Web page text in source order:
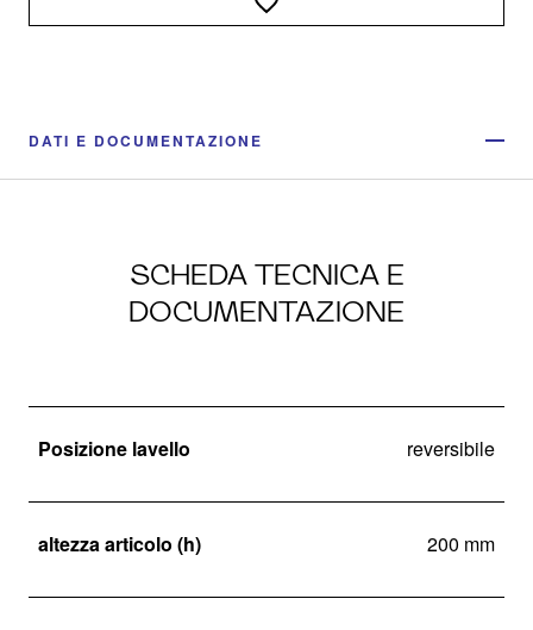
DATI E DOCUMENTAZIONE
SCHEDA TECNICA E
DOCUMENTAZIONE
Posizione lavello reversibile
altezza articolo (h) 200 mm